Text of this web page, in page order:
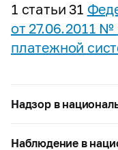
1 статьи 31
от 27.06.2011 №
платежной
Надзор в
Наблюдение в